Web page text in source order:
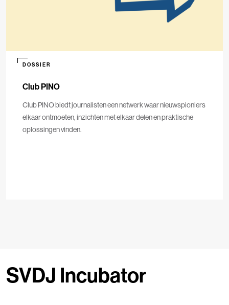
Club PINO
DOSSIER
Club PINO biedt journalisten een netwerk waar nieuwspioniers
elkaar ontmoeten, inzichten met elkaar delen en praktische
oplossingen vinden.
SVDJ Incubator